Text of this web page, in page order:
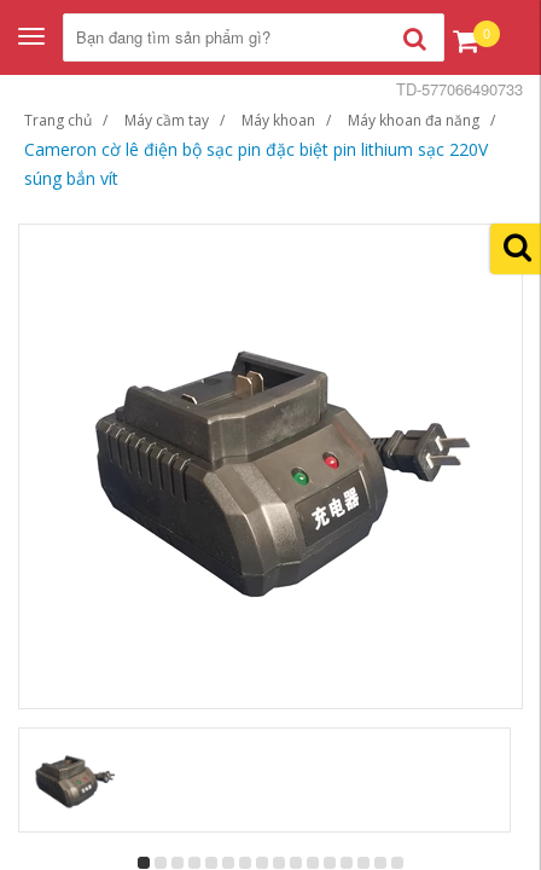
Toggle
navigation
0
Trang chủ Máy cầm tay Máy khoan Máy khoan đa năng
Cameron cờ lê điện bộ sạc pin đặc biệt pin lithium sạc 220V
súng bắn vít
TD-577066490733